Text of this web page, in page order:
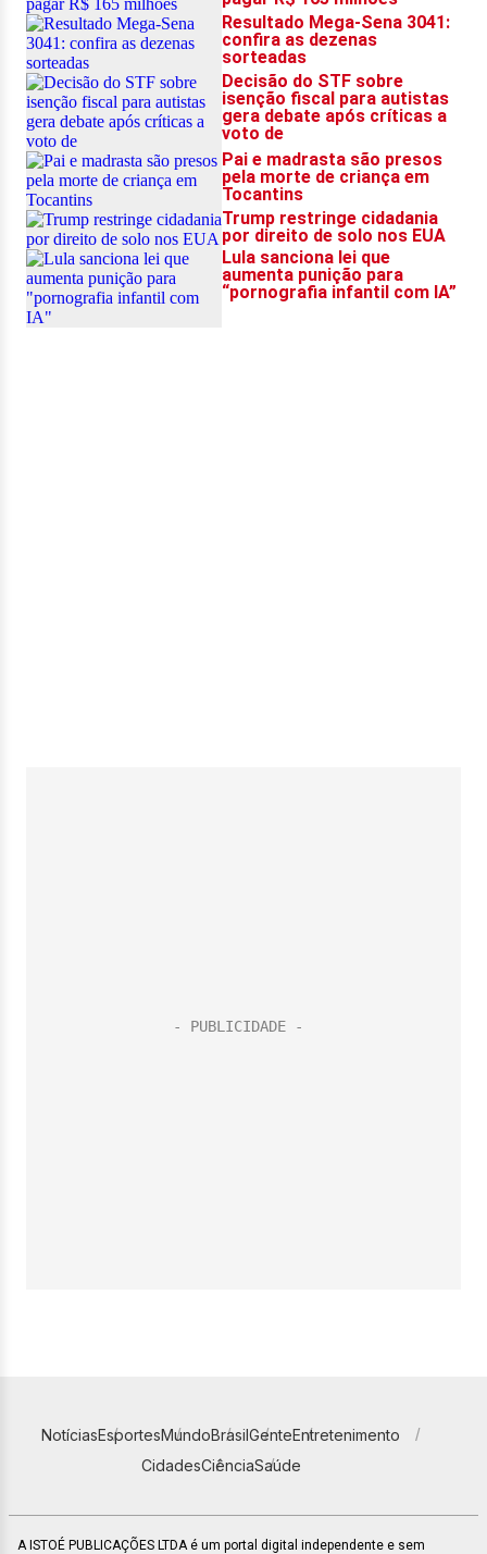
NotíciasEsportesMundoBrasilGenteEntretenimento
CidadesCiênciaSaúde
A ISTOÉ PUBLICAÇÕES LTDA é um portal digital independente e sem